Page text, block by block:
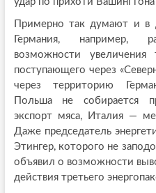
Примерно так думают и в
Германия, например,
возможности увеличения
поступающего через
через территорию
Польша не собирается
экспорт мяса, Италия —
Даже председатель
Этингер, которого не
объявил о возможности
действия третьего